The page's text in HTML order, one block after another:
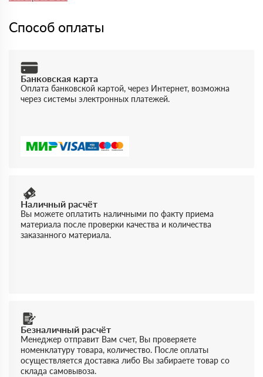
Способ оплаты
Банковская карта
Оплата банковской картой, через Интернет, возможна
через системы электронных платежей.
Наличный расчёт
Вы можете оплатить наличными по факту приема
материала после проверки качества и количества
заказанного материала.
Безналичный расчёт
Менеджер отправит Вам счет, Вы проверяете
номенклатуру товара, количество. После оплаты
осуществляется доставка либо Вы забираете товар со
склада самовывоза.